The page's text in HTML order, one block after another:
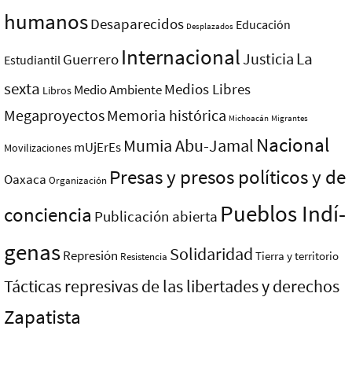
humanosDesaparecidos Desplazados Educación
Estudiantil Guerrero InternacionalJusticia La
sexta Libros Medio AmbienteMedios Libres
MegaproyectosMemoria histórica Michoacán Migrantes
Movilizaciones mUjErEs Mumia Abu-Jamal Nacional
Oaxaca Organización Presas y presos polí­ticos y de
conciencia Publicación abierta Pueblos Indí­
genasRepresión Resistencia Solidaridad Tierra y territorio
Tácticas represivas de las libertades y derechos
Zapatista